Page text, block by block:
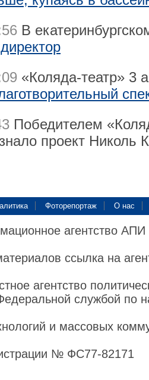
В
«Коляда-театр» 3
Победителем
проект
Фоторепортаж О нас
агентство
ссылка на
агентство
службой по
и массовых
№ ФС77-82171